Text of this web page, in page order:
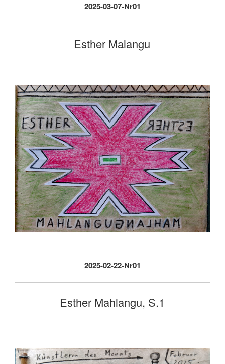
2025-03-07-Nr01
Esther Malangu
2025-02-22-Nr01
Esther Mahlangu, S.1